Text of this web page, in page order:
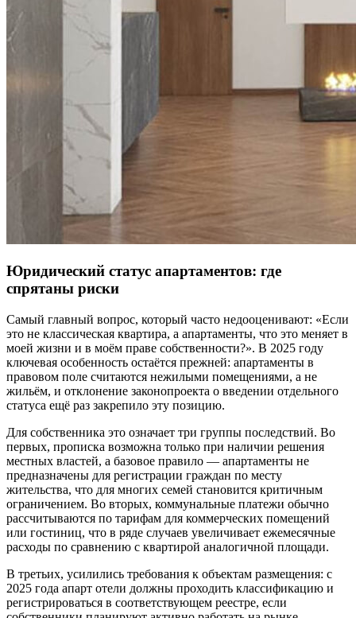
Юридический статус апартаментов: где
спрятаны риски
Самый главный вопрос, который часто недооценивают: «Если
это не классическая квартира, а апартаменты, что это меняет в
моей жизни и в моём праве собственности?». В 2025 году
ключевая особенность остаётся прежней: апартаменты в
правовом поле считаются нежилыми помещениями, а не
жильём, и отклонение законопроекта о введении отдельного
статуса ещё раз закрепило эту позицию.
Для собственника это означает три группы последствий. Во
первых, прописка возможна только при наличии решения
местных властей, а базовое правило — апартаменты не
предназначены для регистрации граждан по месту
жительства, что для многих семей становится критичным
ограничением. Во вторых, коммунальные платежи обычно
рассчитываются по тарифам для коммерческих помещений
или гостиниц, что в ряде случаев увеличивает ежемесячные
расходы по сравнению с квартирой аналогичной площади.
В третьих, усилились требования к объектам размещения: с
2025 года апарт отели должны проходить классификацию и
регистрироваться в соответствующем реестре, если